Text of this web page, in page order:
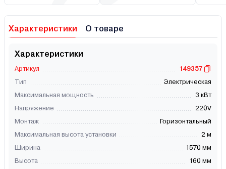
Характеристики О товаре
Характеристики
Артикул
149357
Тип
Электрическая
Максимальная мощность
3 кВт
Напряжение
220V
Монтаж
Горизонтальный
Максимальная высота установки
2 м
Ширина
1570 мм
Высота
160 мм